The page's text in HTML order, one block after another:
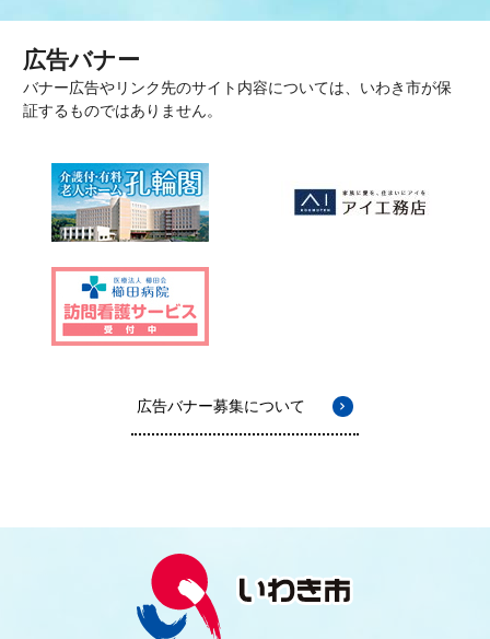
広告バナー
バナー広告やリンク先のサイト内容については、いわき市が保
証するものではありません。
広告バナー募集について